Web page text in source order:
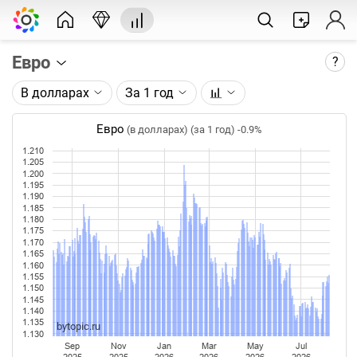
Евро ?
Описание графика:
Цена евро, торгуемого на FOREX.
Каждая точка на графике - цена закрытия дня,
недели или месяца. Оптимальный таймфрейм
(день, неделя, месяц) подбирается автоматически
при изменении глубины графика.
Данные добавляются ежедневно.
В долларах За 1 год
Евро (в долларах) (за 1 год) -0.9%
Sep
Nov
Jan
Mar
May
Jul
1.130
1.135
1.140
1.145
1.150
1.155
1.160
1.165
1.170
1.175
1.180
1.185
1.190
1.195
1.200
1.205
1.210
bytopic.ru